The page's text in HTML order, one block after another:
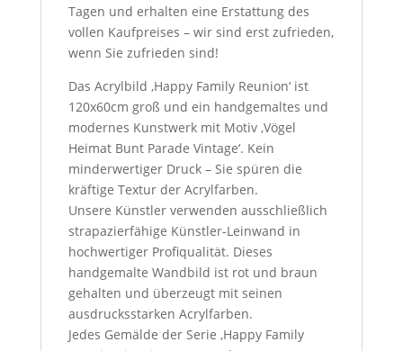
Tagen und erhalten eine Erstattung des
vollen Kaufpreises – wir sind erst zufrieden,
wenn Sie zufrieden sind!
Das Acrylbild ‚Happy Family Reunion‘ ist
120x60cm groß und ein handgemaltes und
modernes Kunstwerk mit Motiv ‚Vögel
Heimat Bunt Parade Vintage‘. Kein
minderwertiger Druck – Sie spüren die
kräftige Textur der Acrylfarben.
Unsere Künstler verwenden ausschließlich
strapazierfähige Künstler-Leinwand in
hochwertiger Profiqualität. Dieses
handgemalte Wandbild ist rot und braun
gehalten und überzeugt mit seinen
ausdrucksstarken Acrylfarben.
Jedes Gemälde der Serie ‚Happy Family